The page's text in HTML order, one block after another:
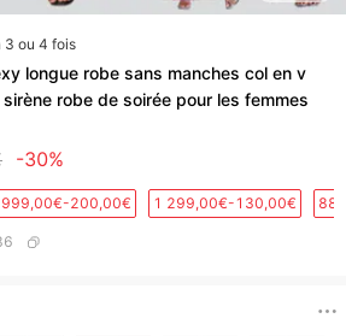
3 ou 4 fois
longue robe sans manches col en v
robe de soirée pour les femmes
-30%
999,00€-200,00€ 1 299,00€-130,00€